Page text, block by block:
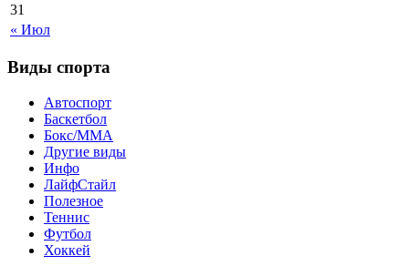
« Июл
31
Виды спорта
Автоспорт
Баскетбол
Бокс/MMA
Другие виды
Инфо
ЛайфСтайл
Полезное
Теннис
Футбол
Хоккей